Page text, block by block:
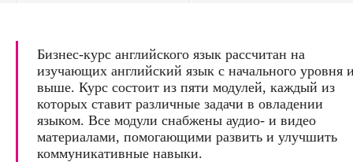
Бизнес-курс английского язык рассчитан на
изучающих английский язык с начального уровня
выше. Курс состоит из пяти модулей, каждый из
которых ставит различные задачи в овладении
языком. Все модули снабжены аудио- и видео
материалами, помогающими развить и улучшить
коммуникативные навыки.